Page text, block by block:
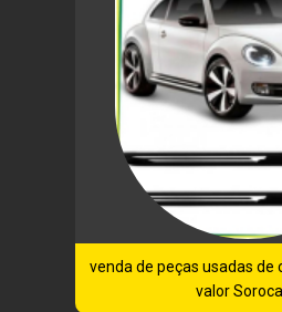
venda de peças usadas de
valor